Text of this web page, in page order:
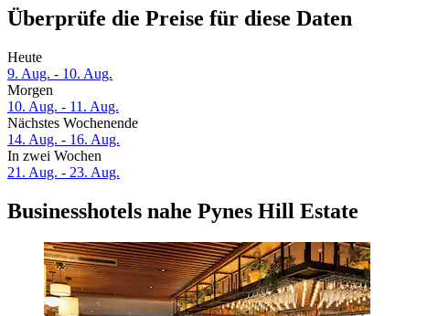
Überprüfe die Preise für diese Daten
Heute
9. Aug. - 10. Aug.
Morgen
10. Aug. - 11. Aug.
Nächstes Wochenende
14. Aug. - 16. Aug.
In zwei Wochen
21. Aug. - 23. Aug.
Businesshotels nahe Pynes Hill Estate